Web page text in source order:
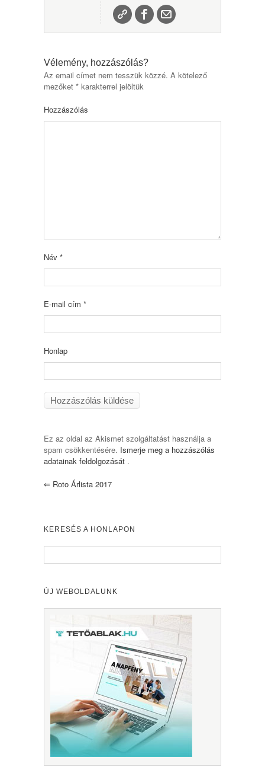
Vélemény, hozzászólás?
Az email címet nem tesszük közzé. A kötelező
mezőket * karakterrel jelöltük
Hozzászólás
Név *
E-mail cím *
Honlap
Ez az oldal az Akismet szolgáltatást használja a
spam csökkentésére. Ismerje meg a hozzászólás
adatainak feldolgozását .
⇐ Roto Árlista 2017
KERESÉS A HONLAPON
ÚJ WEBOLDALUNK